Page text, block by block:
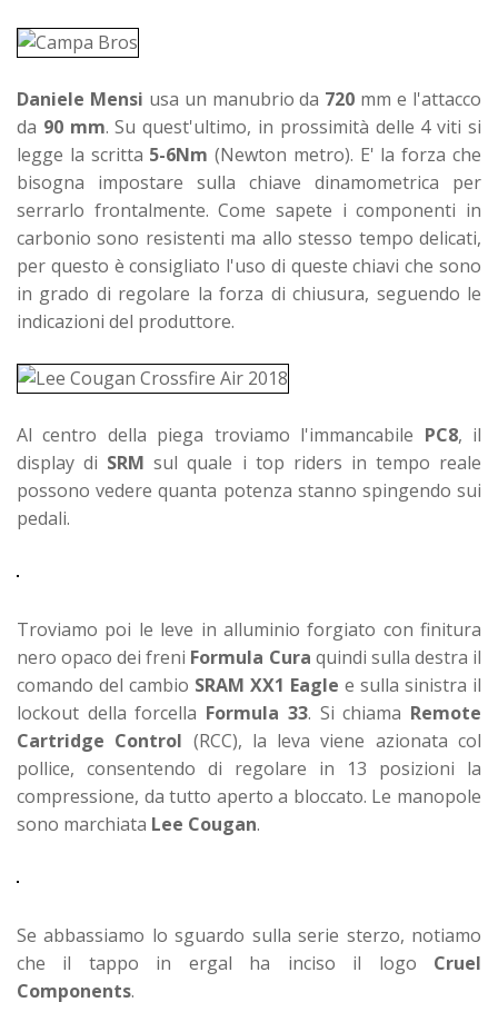
Daniele Mensi usa un manubrio da 720 mm e l'attacco
da 90 mm. Su quest'ultimo, in prossimità delle 4 viti si
legge la scritta 5-6Nm (Newton metro). E' la forza che
bisogna impostare sulla chiave dinamometrica per
serrarlo frontalmente. Come sapete i componenti in
carbonio sono resistenti ma allo stesso tempo delicati,
per questo è consigliato l'uso di queste chiavi che sono
in grado di regolare la forza di chiusura, seguendo le
indicazioni del produttore.
Al centro della piega troviamo l'immancabile PC8, il
display di SRM sul quale i top riders in tempo reale
possono vedere quanta potenza stanno spingendo sui
pedali.
Troviamo poi le leve in alluminio forgiato con finitura
nero opaco dei freni Formula Cura quindi sulla destra il
comando del cambio SRAM XX1 Eagle e sulla sinistra il
lockout della forcella Formula 33. Si chiama Remote
Cartridge Control (RCC), la leva viene azionata col
pollice, consentendo di regolare in 13 posizioni la
compressione, da tutto aperto a bloccato. Le manopole
sono marchiata Lee Cougan.
Se abbassiamo lo sguardo sulla serie sterzo, notiamo
che il tappo in ergal ha inciso il logo Cruel
Components.